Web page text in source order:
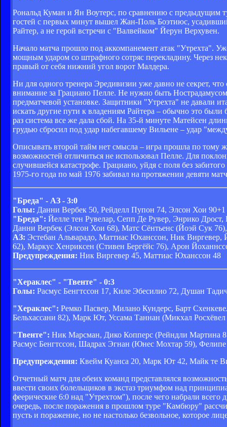
Рональд Куман и Ян Воутерс, по сравнению с предыдущим
гостей с первых минут вышел Жан-Поль Боэтиюс,
Райтер, а не герой встречи с "Валвейком" Йерун Верхувен.
Начало матча прошло под аккомпанемент атак "Утрехта".
мощным ударом со штрафного сотряс перекладину. Через
правый от себя нижний угол ворот Малдера.
Ни для одного тренера Эредивизии уже давно не секрет,
внимание за Грациано Пелле. Не нужно быть
предматчевой установке. Защитники "Утрехта" не давали
искать другие пути к владениям Райтера – обычно это
раз система все же дала сбой. На 35-й минуте Матейсен
грудью сбросил под удар набегавшему Вильене – удар
Описывать второй тайм нет смысла – игра прошла по тому
возможностей отличиться не использовал Пелле. Для
случившейся катастрофе. Грациано, уйдя с поля без
1975-го года по май 1976 забивал на протяжении девяти
"Бреда" - АЗ - 3:0
Голы: Данни Вербек 50, Рейделл Пупон 74, Элсон Хои 90+1
"Бреда": Йелле тен Рувелар, Сепп Де Рувер, Энрико
Данни Вербек (Элсон Хои 68), Матс Сёнтьенс (Йоэй Сук
АЗ: Эстебан Альварадо, Маттиас Юханссон, Ник
62), Маркус Хенриксен (Стивен Бергёйс 76), Арон
Предупреждения: Ник Виргевер 45, Маттиас Юханссон 48
"Хераклес" - "Твенте" - 0:3
Голы: Расмус Бенгтссон 17, Киле Эбесилио 72, Душан
"Хераклес": Ремко Пасвер, Милано Кундерс, Барт
Бельхассани 82), Марк Ют, Уссама Таннан (Микхал
"Твенте": Ник Марсман, Дико Копперс (Рейндли Мартина
Расмус Бенгтссон, Шадрах Эгнан (Юнес Мохтар 59),
Предупреждения: Квейм Куанса 20, Марк Ют 42, Майк те
Отчетный матч для обеих команд представлялся
ввести своих болельщиков в экстаз триумфом над
феерические 6:0 над "Утрехтом"), после чего набрали
очередь, после поражения в прошлом туре "Камбюру"
пусть и поражение, но не настолько безвольное, которое